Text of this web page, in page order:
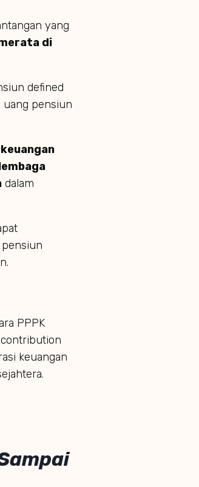
yang
di
defined
uang pensiun
dalam
PPPK
keuangan